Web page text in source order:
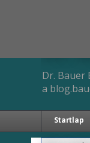
Dr.
Dr. Bauer
a
Startlap